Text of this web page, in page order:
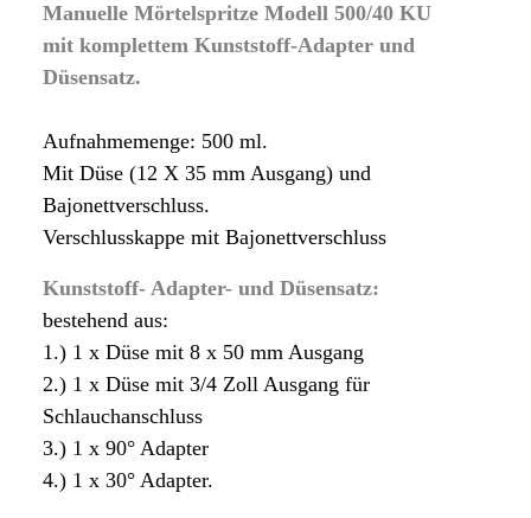
Manuelle Mörtelspritze Modell 500/40 KU
mit komplettem Kunststoff-Adapter und
Düsensatz.
Aufnahmemenge: 500 ml.
Mit Düse (12 X 35 mm Ausgang) und
Bajonettverschluss.
Verschlusskappe mit Bajonettverschluss
Kunststoff- Adapter- und Düsensatz:
bestehend aus:
1.) 1 x Düse mit 8 x 50 mm Ausgang
2.) 1 x Düse mit 3/4 Zoll Ausgang für
Schlauchanschluss
3.) 1 x 90° Adapter
4.) 1 x 30° Adapter.